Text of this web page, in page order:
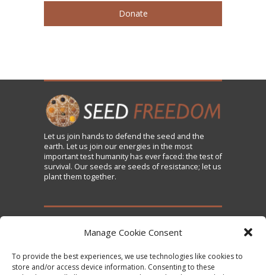
Manage Cookie Consent
To provide the best experiences, we use technologies like cookies to
store and/or access device information. Consenting to these
Donate
Let us join hands to defend the seed and the
earth. Let us join our energies in the most
important test humanity has ever faced: the test of
survival. Our seeds are seeds of resistance; let us
plant them together.
TAKE ACTION
Sign the Declaration on Seed Freedom